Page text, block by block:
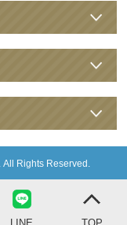
. All Rights Reserved.